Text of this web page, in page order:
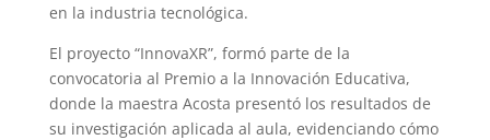
en la industria tecnológica.
El proyecto “InnovaXR”, formó parte de la
convocatoria al Premio a la Innovación Educativa,
donde la maestra Acosta presentó los resultados de
su investigación aplicada al aula, evidenciando cómo